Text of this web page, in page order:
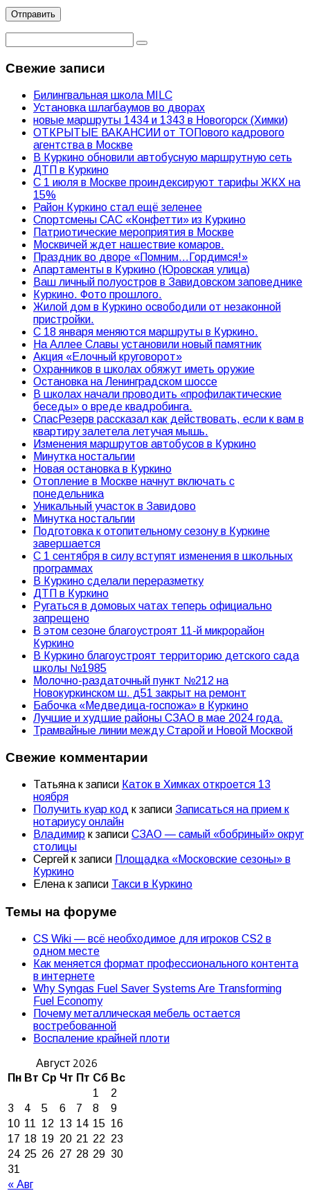
Свежие записи
Билингвальная школа MILC
Установка шлагбаумов во дворах
новые маршруты 1434 и 1343 в Новогорск (Химки)
ОТКРЫТЫЕ ВАКАНСИИ от ТОПового кадрового
агентства в Москве
В Куркино обновили автобусную маршрутную сеть
ДТП в Куркино
С 1 июля в Москве проиндексируют тарифы ЖКХ на
15%
Район Куркино стал ещё зеленее
Спортсмены САС «Конфетти» из Куркино
Патриотические мероприятия в Москве
Москвичей ждет нашествие комаров.
Праздник во дворе «Помним…Гордимся!»
Апартаменты в Куркино (Юровская улица)
Ваш личный полуостров в Завидовском заповеднике
Куркино. Фото прошлого.
Жилой дом в Куркино освободили от незаконной
пристройки.
С 18 января меняются маршруты в Куркино.
На Аллее Славы установили новый памятник
Акция «Елочный круговорот»
Охранников в школах обяжут иметь оружие
Остановка на Ленинградском шоссе
В школах начали проводить «профилактические
беседы» о вреде квадробинга.
СпасРезерв рассказал как действовать, если к вам в
квартиру залетела летучая мышь.
Изменения маршрутов автобусов в Куркино
Минутка ностальгии
Новая остановка в Куркино
Отопление в Москве начнут включать с
понедельника
Уникальный участок в Завидово
Минутка ностальгии
Подготовка к отопительному сезону в Куркине
завершается
С 1 сентября в силу вступят изменения в школьных
программах
В Куркино сделали переразметку
ДТП в Куркино
Ругаться в домовых чатах теперь официально
запрещено
В этом сезоне благоустроят 11-й микрорайон
Куркино
В Куркино благоустроят территорию детского сада
школы №1985
Молочно-раздаточный пункт №212 на
Новокуркинском ш. д51 закрыт на ремонт
Бабочка «Медведица-госпожа» в Куркино
Лучшие и худшие районы СЗАО в мае 2024 года.
Трамвайные линии между Старой и Новой Москвой
Свежие комментарии
Татьяна к записи Каток в Химках откроется 13
ноября
Получить куар код к записи Записаться на прием к
нотариусу онлайн
Владимир к записи СЗАО — самый «бобриный» округ
столицы
Сергей к записи Площадка «Московские сезоны» в
Куркино
Елена к записи Такси в Куркино
Темы на форуме
CS Wiki — всё необходимое для игроков CS2 в
одном месте
Как меняется формат профессионального контента
в интернете
Why Syngas Fuel Saver Systems Are Transforming
Fuel Economy
Почему металлическая мебель остается
востребованной
Воспаление крайней плоти
Август 2026
Пн Вт Ср Чт Пт Сб Вс
« Авг
1
2
3
4 5 6 7 8
9
10 11 12 13 14 15 16
17 18 19 20 21 22 23
24 25 26 27 28 29 30
31